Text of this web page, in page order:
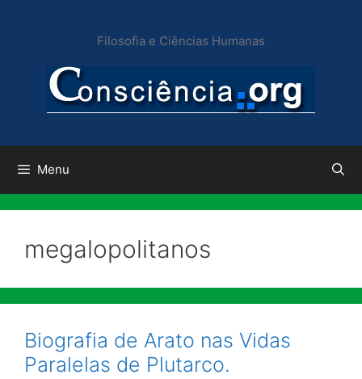
conteúdo
Filosofia e Ciências Humanas
Menu
megalopolitanos
Biografia de Arato nas Vidas
Paralelas de Plutarco.